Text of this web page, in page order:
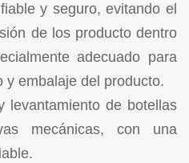
y seguro, evitando el
de los producto dentro
adecuado para
y embalaje del producto.
levantamiento de botellas
mecánicas, con una